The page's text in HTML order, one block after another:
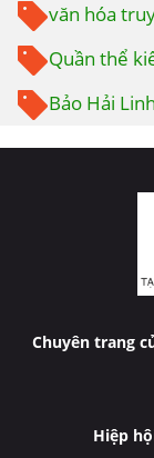
văn hóa
Quần thể
Bảo Hải
Chuyên trang
Hiệp